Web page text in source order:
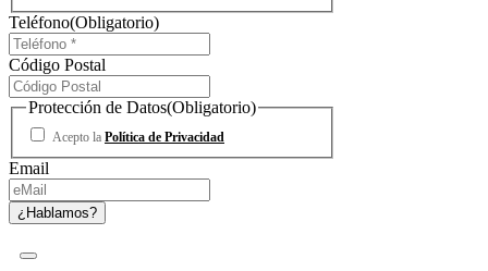
Teléfono(Obligatorio)
Código Postal
Protección de Datos(Obligatorio)
Acepto la Política de Privacidad
Email